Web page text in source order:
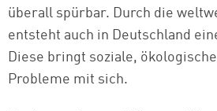
überall spürbar. Durch die
entsteht auch in Deutschland
Diese bringt soziale,
Probleme mit sich.